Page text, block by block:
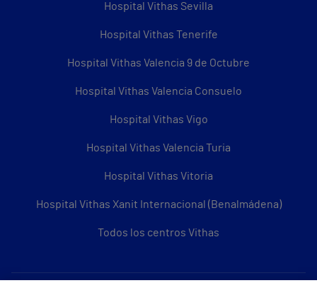
Hospital Vithas Sevilla
Hospital Vithas Tenerife
Hospital Vithas Valencia 9 de Octubre
Hospital Vithas Valencia Consuelo
Hospital Vithas Vigo
Hospital Vithas Valencia Turia
Hospital Vithas Vitoria
Hospital Vithas Xanit Internacional (Benalmádena)
Todos los centros Vithas